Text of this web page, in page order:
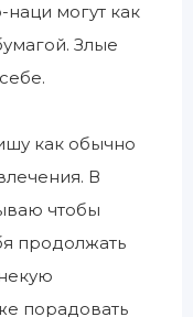
могут как
Злые
как обычно
В
чтобы
продолжать
порадовать